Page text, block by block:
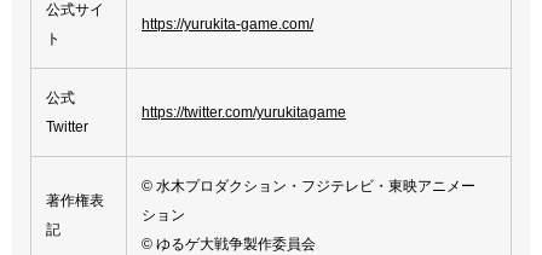
公式サイ
ト
https://yurukita-game.com/
公式
Twitter
https://twitter.com/yurukitagame
著作権表
記
© 水木プロダクション・フジテレビ・東映アニメー
ション
© ゆるゲ大戦争製作委員会